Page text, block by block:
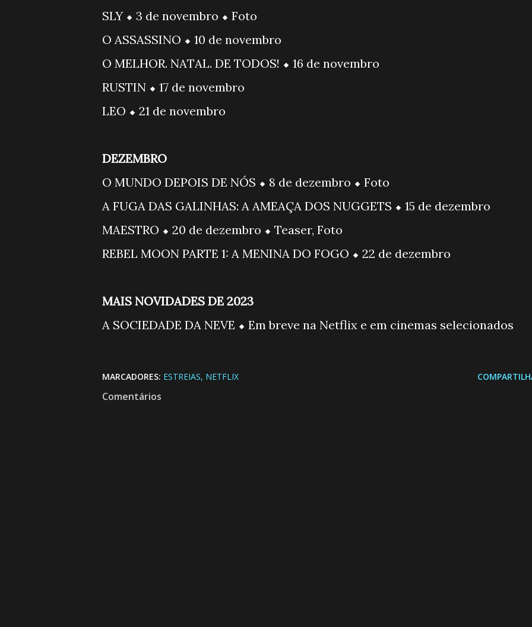
SLY ⬥ 3 de novembro ⬥ Foto
O ASSASSINO ⬥ 10 de novembro
O MELHOR. NATAL. DE TODOS! ⬥ 16 de novembro
RUSTIN ⬥ 17 de novembro
LEO ⬥ 21 de novembro
DEZEMBRO
O MUNDO DEPOIS DE NÓS ⬥ 8 de dezembro ⬥ Foto
A FUGA DAS GALINHAS: A AMEAÇA DOS NUGGETS ⬥ 15 de dezembro
MAESTRO ⬥ 20 de dezembro ⬥ Teaser, Foto
REBEL MOON PARTE 1: A MENINA DO FOGO ⬥ 22 de dezembro
MAIS NOVIDADES DE 2023
A SOCIEDADE DA NEVE ⬥ Em breve na Netflix e em cinemas selecionados
MARCADORES: ESTREIAS NETFLIX
Comentários